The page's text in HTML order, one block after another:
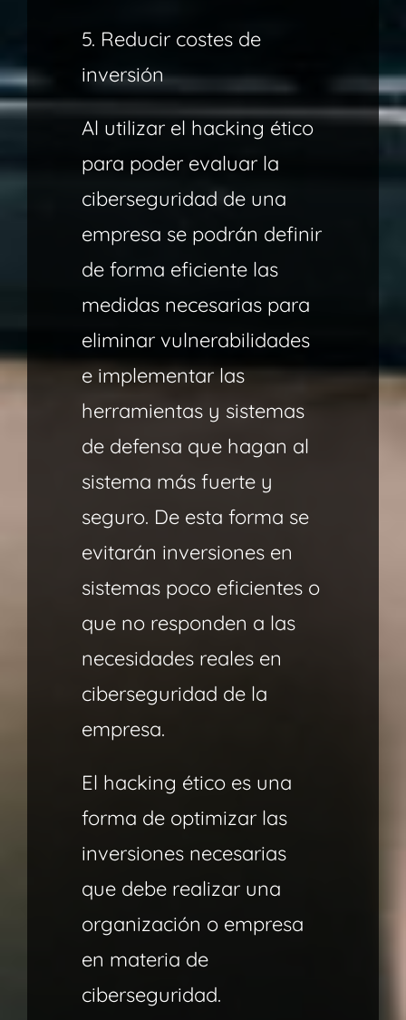
5. Reducir costes de
inversión
Al utilizar el hacking ético
para poder evaluar la
ciberseguridad de una
empresa se podrán definir
de forma eficiente las
medidas necesarias para
eliminar vulnerabilidades
e implementar las
herramientas y sistemas
de defensa que hagan al
sistema más fuerte y
seguro. De esta forma se
evitarán inversiones en
sistemas poco eficientes o
que no responden a las
necesidades reales en
ciberseguridad de la
empresa.
El hacking ético es una
forma de optimizar las
inversiones necesarias
que debe realizar una
organización o empresa
en materia de
ciberseguridad.